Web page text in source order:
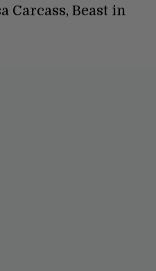
Carcass, Beast in